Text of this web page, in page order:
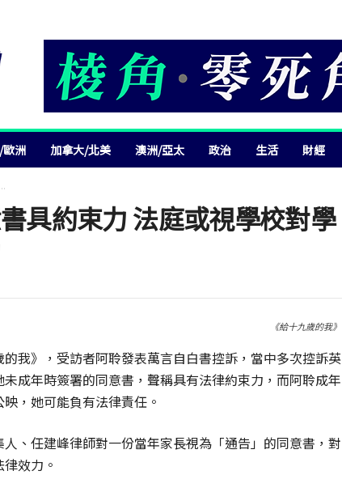
洲 加拿大/北美 澳洲/亞太 政治 生活 財經
具約束力 法庭或視學校對學
《給十九歲的我》
我》，受訪者阿聆發表萬言自白書控訴，當中多次控訴英
成年時簽署的同意書，聲稱具有法律約束力，而阿聆成年
，她可能負有法律責任。
、任建峰律師對一份當年家長視為「通告」的同意書，對
效力。